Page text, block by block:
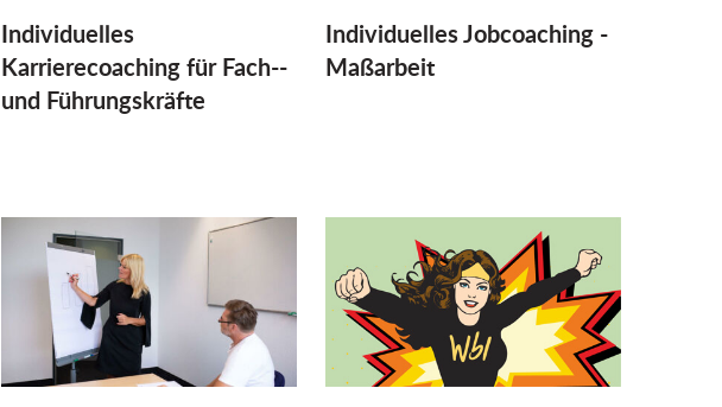
Individu­elles
Karrierecoaching für Fach-­
und Führungs­kräfte
Individu­elles Job­coaching -
Maßarbeit